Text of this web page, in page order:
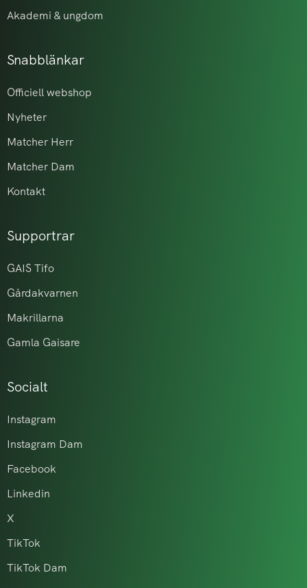
Akademi & ungdom
Snabblänkar
Officiell webshop
Nyheter
Matcher Herr
Matcher Dam
Kontakt
Supportrar
GAIS Tifo
Gårdakvarnen
Makrillarna
Gamla Gaisare
Socialt
Instagram
Instagram Dam
Facebook
Linkedin
X
TikTok
TikTok Dam